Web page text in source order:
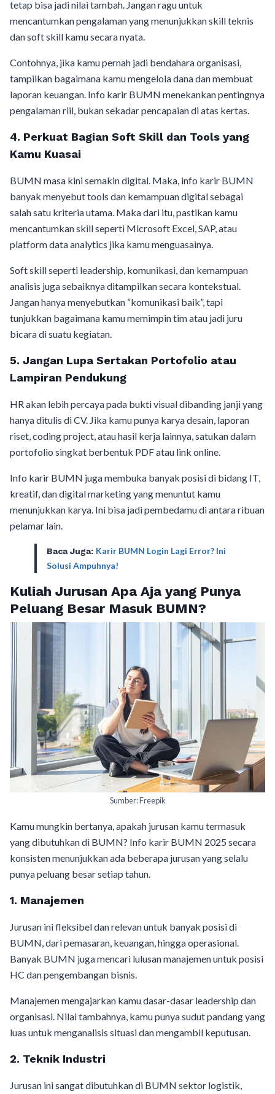
tetap bisa jadi nilai tambah. Jangan ragu untuk
mencantumkan pengalaman yang menunjukkan skill teknis
dan soft skill kamu secara nyata.
Contohnya, jika kamu pernah jadi bendahara organisasi,
tampilkan bagaimana kamu mengelola dana dan membuat
laporan keuangan. Info karir BUMN menekankan pentingnya
pengalaman riil, bukan sekadar pencapaian di atas kertas.
4. Perkuat Bagian Soft Skill dan Tools yang
Kamu Kuasai
BUMN masa kini semakin digital. Maka, info karir BUMN
banyak menyebut tools dan kemampuan digital sebagai
salah satu kriteria utama. Maka dari itu, pastikan kamu
mencantumkan skill seperti Microsoft Excel, SAP, atau
platform data analytics jika kamu menguasainya.
Soft skill seperti leadership, komunikasi, dan kemampuan
analisis juga sebaiknya ditampilkan secara kontekstual.
Jangan hanya menyebutkan “komunikasi baik”, tapi
tunjukkan bagaimana kamu memimpin tim atau jadi juru
bicara di suatu kegiatan.
5. Jangan Lupa Sertakan Portofolio atau
Lampiran Pendukung
HR akan lebih percaya pada bukti visual dibanding janji yang
hanya ditulis di CV. Jika kamu punya karya desain, laporan
riset, coding project, atau hasil kerja lainnya, satukan dalam
portofolio singkat berbentuk PDF atau link online.
Info karir BUMN juga membuka banyak posisi di bidang IT,
kreatif, dan digital marketing yang menuntut kamu
menunjukkan karya. Ini bisa jadi pembedamu di antara ribuan
pelamar lain.
Baca Juga: Karir BUMN Login Lagi Error? Ini
Solusi Ampuhnya!
Kuliah Jurusan Apa Aja yang Punya
Peluang Besar Masuk BUMN?
Sumber: Freepik
Kamu mungkin bertanya, apakah jurusan kamu termasuk
yang dibutuhkan di BUMN? Info karir BUMN 2025 secara
konsisten menunjukkan ada beberapa jurusan yang selalu
punya peluang besar setiap tahun.
1. Manajemen
Jurusan ini fleksibel dan relevan untuk banyak posisi di
BUMN, dari pemasaran, keuangan, hingga operasional.
Banyak BUMN juga mencari lulusan manajemen untuk posisi
HC dan pengembangan bisnis.
Manajemen mengajarkan kamu dasar-dasar leadership dan
organisasi. Nilai tambahnya, kamu punya sudut pandang yang
luas untuk menganalisis situasi dan mengambil keputusan.
2. Teknik Industri
Jurusan ini sangat dibutuhkan di BUMN sektor logistik,